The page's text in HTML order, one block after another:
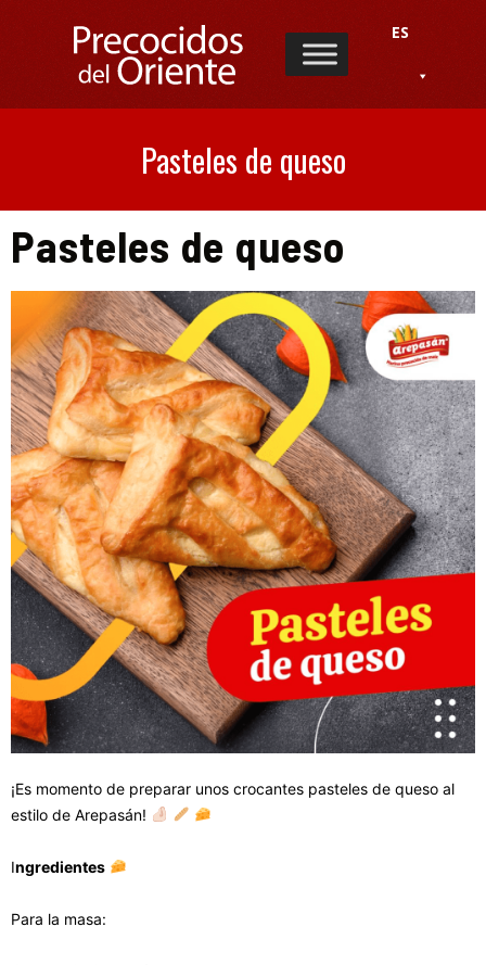
ES
Pasteles de queso
Pasteles de queso
¡Es momento de preparar unos crocantes pasteles de queso al
estilo de Arepasán!
Ingredientes
Para la masa: